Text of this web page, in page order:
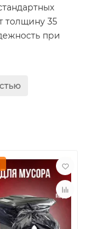
толщину 35
при
этом
10 штук в
для